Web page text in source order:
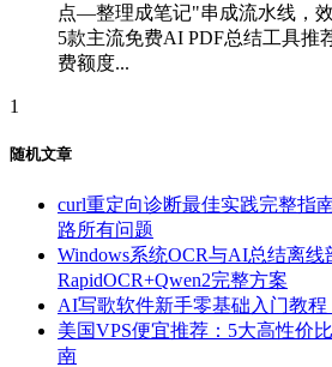
点—整理成笔记"串成流水线，
5款主流免费AI PDF总结工具推
费额度...
1
随机文章
curl重定向诊断最佳实践完整指
路所有问题
Windows系统OCR与AI总结离线
RapidOCR+Qwen2完整方案
AI写歌软件新手零基础入门教
美国VPS便宜推荐：5大高性价
南